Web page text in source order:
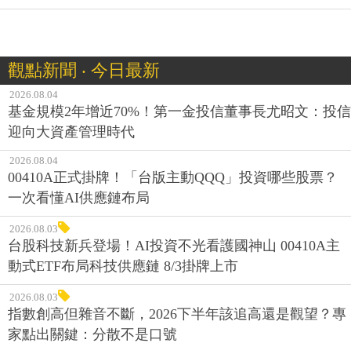
觀點新聞 ‧ 今日最新
2026.08.04
基金規模2年增近70%！第一金投信董事長尤昭文：投信
迎向大資產管理時代
2026.08.04
00410A正式掛牌！「台版主動QQQ」投資哪些股票？
一次看懂AI供應鏈布局
2026.08.03
台股科技新兵登場！AI投資不光看護國神山 00410A主
動式ETF布局科技供應鏈 8/3掛牌上市
2026.08.03
指數創高但雜音不斷，2026下半年該追高還是觀望？專
家點出關鍵：分散不是口號